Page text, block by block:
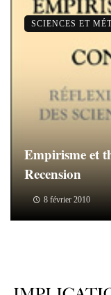
Empirisme et
Recension
8 février 2010
SCIENCES ET